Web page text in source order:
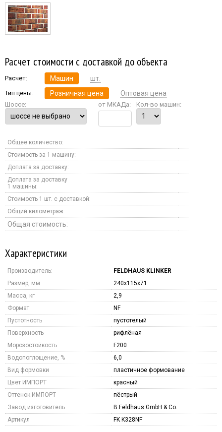
Расчет стоимости с доставкой до объекта
Расчет: Машин шт.
Тип цены: Розничная цена Оптовая цена
Шоссе: от МКАДа: Кол-во машин:
Общее количество:
Стоимость за 1 машину:
Доплата за доставку:
Доплата за доставку
1 машины:
Стоимость 1 шт. с доставкой:
Общий километраж:
Общая стоимость:
Характеристики
Производитель:
FELDHAUS KLINKER
Размер, мм
240x115x71
Масса, кг
2,9
Формат
NF
Пустотность
пустотелый
Поверхность
рифлёная
Морозостойкость
F200
Водопоглощение, %
6,0
Вид формовки
пластичное формование
Цвет ИМПОРТ
красный
Оттенок ИМПОРТ
пёстрый
Завод изготовитель
B.Feldhaus GmbH & Co.
Артикул
FK K328NF